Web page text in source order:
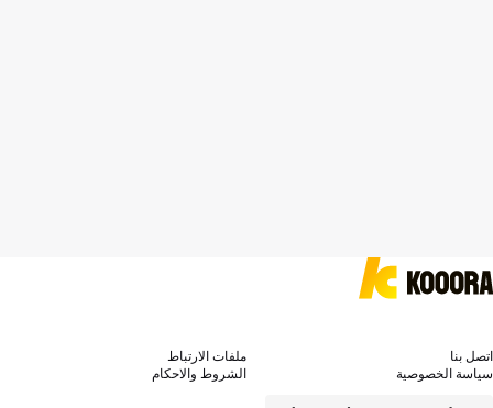
اتصل بنا
ملفات الارتباط
سياسة الخصوصية
الشروط والاحكام